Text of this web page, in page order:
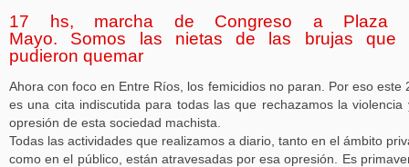
17 hs, marcha de Congreso a Plaza
Mayo. Somos las nietas de las brujas que
pudieron quemar
Ahora con foco en Entre Ríos, los femicidios no paran. Por eso este
es una cita indiscutida para todas las que rechazamos la violencia
opresión de esta sociedad machista.
Todas las actividades que realizamos a diario, tanto en el ámbito
como en el público, están atravesadas por esa opresión. Es